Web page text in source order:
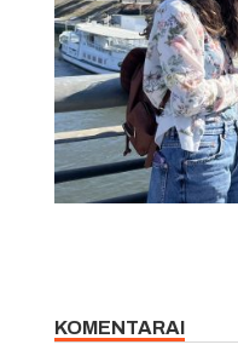
KOMENTARAI